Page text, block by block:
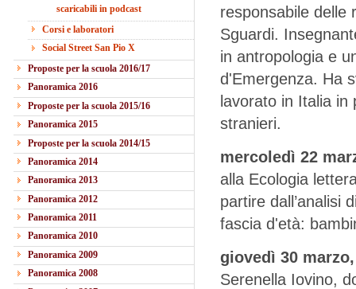
scaricabili in podcast
Corsi e laboratori
Social Street San Pio X
Proposte per la scuola 2016/17
Panoramica 2016
Proposte per la scuola 2015/16
Panoramica 2015
Proposte per la scuola 2014/15
Panoramica 2014
Panoramica 2013
Panoramica 2012
Panoramica 2011
Panoramica 2010
Panoramica 2009
Panoramica 2008
responsabile delle
Sguardi.
in antropologia e
d'Emergenza. Ha
lavorato in Italia in
stranieri.
mercoledì 22
alla Ecologia
partire dall’analisi
fascia d'età:
giovedì 30
Serenella Iovino,